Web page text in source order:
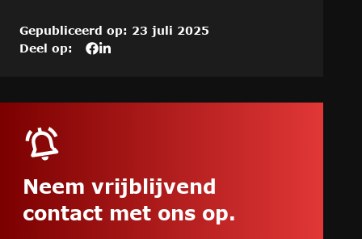
Gepubliceerd op: 23 juli 2025
Deel op: Deel
op
inloggen
op
Deel
“Steeds
op
de
Deel
“Steeds
op
de
Neem vrijblijvend
contact met ons op.